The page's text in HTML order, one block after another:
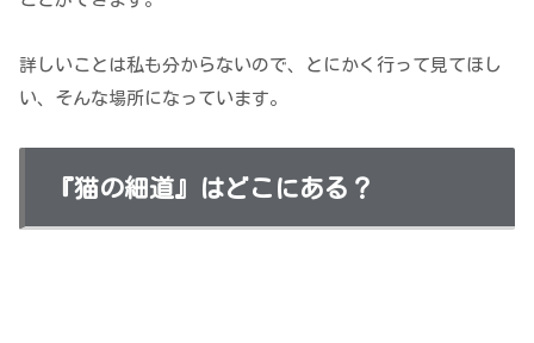
詳しいことは私も分からないので、とにかく行って見てほし
い、そんな場所になっています。
『猫の細道』はどこにある？